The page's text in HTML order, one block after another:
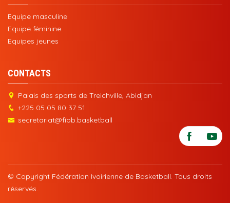
Equipe masculine
Equipe féminine
Equipes jeunes
CONTACTS
Palais des sports de Treichville, Abidjan
+225 05 05 80 37 51
secretariat@fibb.basketball
© Copyright Fédération Ivoirienne de Basketball. Tous droits
réservés.